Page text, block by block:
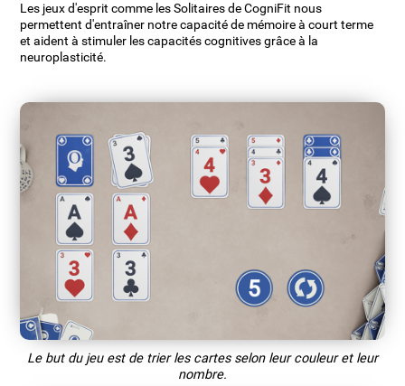
Les jeux d'esprit comme les Solitaires de CogniFit nous
permettent d'entraîner notre capacité de mémoire à court terme
et aident à stimuler les capacités cognitives grâce à la
neuroplasticité.
Le but du jeu est de trier les cartes selon leur couleur et leur
nombre.